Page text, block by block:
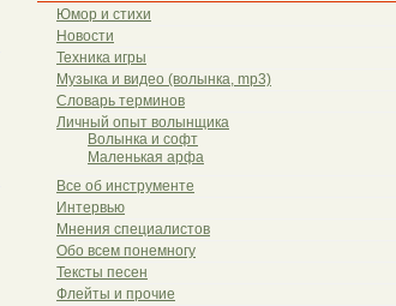
Юмор и стихи
Новости
Техника игры
Музыка и видео (волынка, mp3)
Словарь терминов
Личный опыт волынщика
Волынка и софт
Маленькая арфа
Все об инструменте
Интервью
Мнения специалистов
Обо всем понемногу
Тексты песен
Флейты и прочие